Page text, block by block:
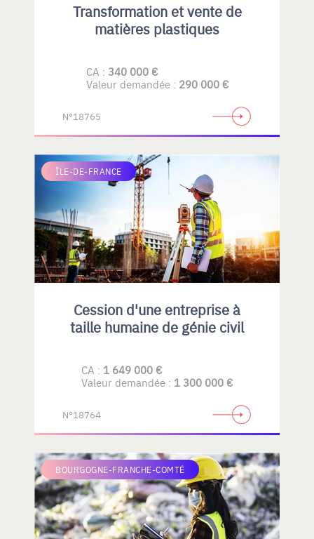
Transformation et vente de
matières plastiques
CA : 340 000 €
Valeur demandée : 290 000 €
N°18765
ÎLE-DE-FRANCE
Cession d'une entreprise à
taille humaine de génie civil
CA : 1 649 000 €
Valeur demandée : 1 300 000 €
N°18764
BOURGOGNE-FRANCHE-COMTÉ